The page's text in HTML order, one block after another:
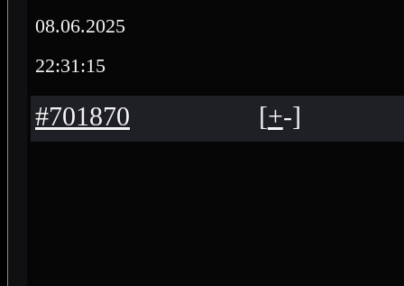
08.06.2025
22:31:15
#701870 [+-]